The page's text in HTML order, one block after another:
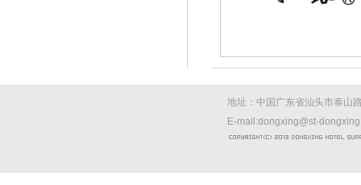
地址：中国广东省汕头市泰山
E-mail:dongxing@st-